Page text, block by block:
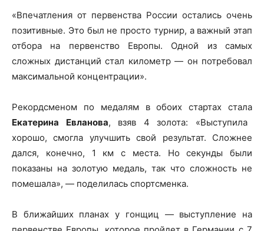
«Впечатления от первенства России остались очень
позитивные. Это был не просто турнир, а важный этап
отбора на первенство Европы. Одной из самых
сложных дистанций стал километр — он потребовал
максимальной концентрации».
Рекордсменом по медалям в обоих стартах стала
Екатерина Евланова, взяв 4 золота: «Выступила
хорошо, смогла улучшить свой результат. Сложнее
дался, конечно, 1 км с места. Но секунды были
показаны на золотую медаль, так что сложность не
помешала», — поделилась спортсменка.
В ближайших планах у гонщиц — выступление на